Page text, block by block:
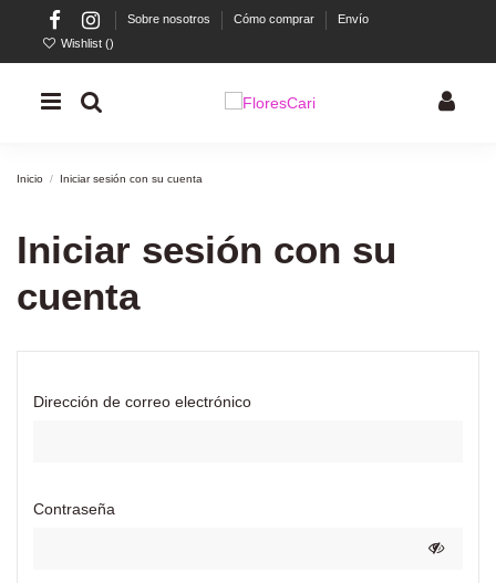
Sobre nosotros Cómo comprar
Envío
Wishlist ()
Inicio Iniciar sesión con su cuenta
Iniciar sesión con su
cuenta
Dirección de correo electrónico
Contraseña